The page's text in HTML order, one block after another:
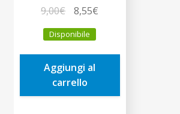
9,00€
prezzo
originale
era:
9,00€.
8,55€
è:
Disponibile
Aggiungi al
carrello